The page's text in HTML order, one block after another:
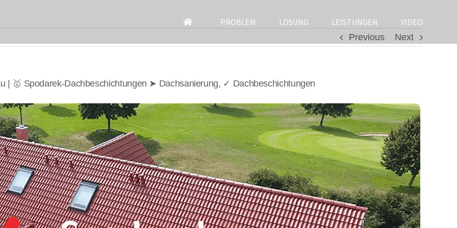
for:
PROBLEM LÖSUNG LEISTUNGEN
VIDEO
Previous
Next
| 🥇 Spodarek-Dachbeschichtungen ➤ Dachsanierung, ✓ Dachbeschichtungen